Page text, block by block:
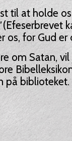
til at holde
(Efeserbrevet
os, for Gud
om Satan,
på biblioteket.